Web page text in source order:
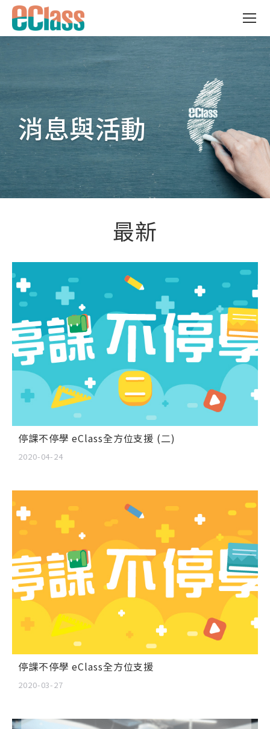
消息與活動
最新
停課不停學 eClass全方位支援 (二)
2020-04-24
停課不停學 eClass全方位支援
2020-03-27